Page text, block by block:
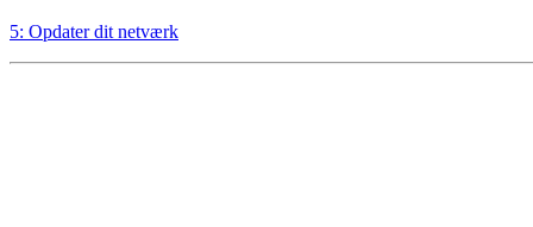
5: Opdater dit netværk